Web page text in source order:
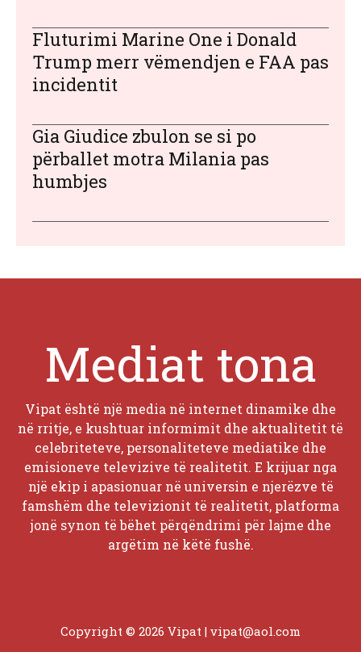
Fluturimi Marine One i Donald
Trump merr vëmendjen e FAA pas
incidentit
Gia Giudice zbulon se si po
përballet motra Milania pas
humbjes
Mediat tona
Vipat është një media në internet dinamike dhe
në rritje, e kushtuar informimit dhe aktualitetit të
celebriteteve, personaliteteve mediatike dhe
emisioneve televizive të realitetit. E krijuar nga
një ekip i apasionuar në universin e njerëzve të
famshëm dhe televizionit të realitetit, platforma
jonë synon të bëhet përqëndrimi për lajme dhe
argëtim në këtë fushë.
Copyright © 2026 Vipat | vipat@aol.com